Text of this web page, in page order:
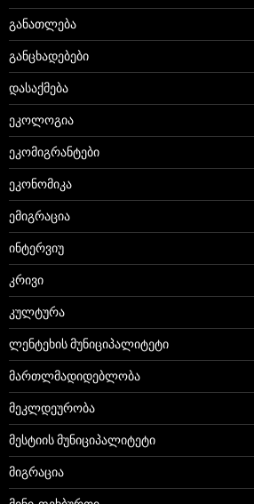
განათლება
განცხადებები
დასაქმება
ეკოლოგია
ეკომიგრანტები
ეკონომიკა
ემიგრაცია
ინტერვიუ
კრივი
კულტურა
ლენტეხის მუნიციპალიტეტი
მართლმადიდებლობა
მეკლდეურობა
მესტიის მუნიციპალიტეტი
მიგრაცია